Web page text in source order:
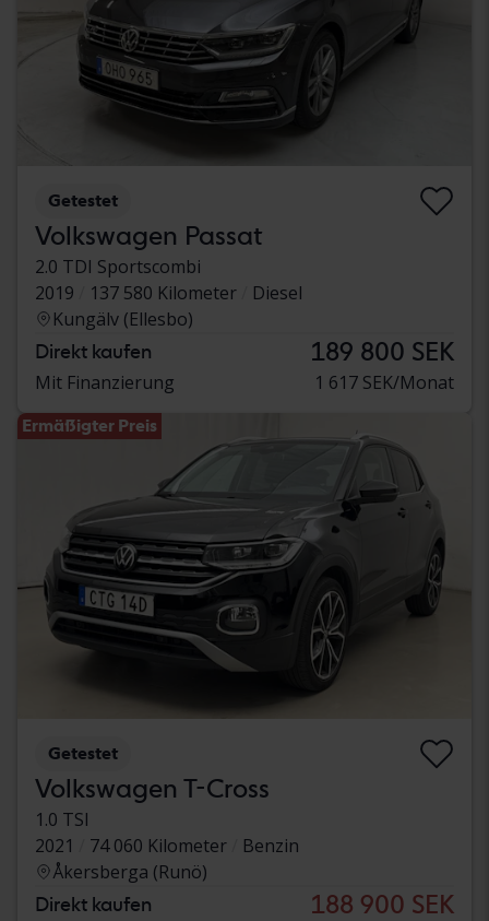
Getestet
Volkswagen Passat
2.0 TDI Sportscombi
2019
137 580 Kilometer
Diesel
Kungälv (Ellesbo)
Direkt kaufen 189 800 SEK
Mit Finanzierung 1 617 SEK/Monat
Ermäßigter Preis
Getestet
Volkswagen T-Cross
1.0 TSI
2021
74 060 Kilometer
Benzin
Åkersberga (Runö)
Direkt kaufen 188 900 SEK